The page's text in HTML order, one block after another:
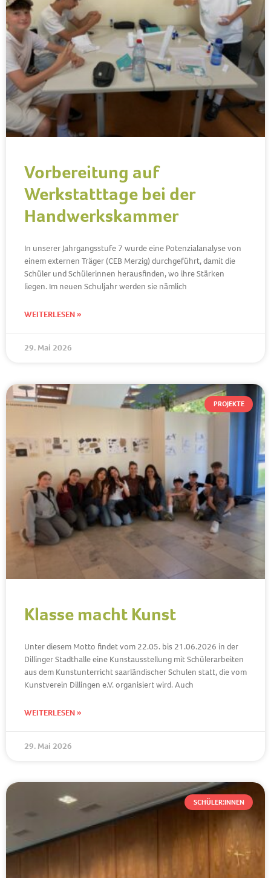
Vorbereitung auf
Werkstatttage bei der
Handwerkskammer
In unserer Jahrgangsstufe 7 wurde eine Potenzialanalyse von
einem externen Träger (CEB Merzig) durchgeführt, damit die
Schüler und Schülerinnen herausfinden, wo ihre Stärken
liegen. Im neuen Schuljahr werden sie nämlich
WEITERLESEN »
29. Mai 2026
PROJEKTE
Klasse macht Kunst
Unter diesem Motto findet vom 22.05. bis 21.06.2026 in der
Dillinger Stadthalle eine Kunstausstellung mit Schülerarbeiten
aus dem Kunstunterricht saarländischer Schulen statt, die vom
Kunstverein Dillingen e.V. organisiert wird. Auch
WEITERLESEN »
29. Mai 2026
SCHÜLER:INNEN